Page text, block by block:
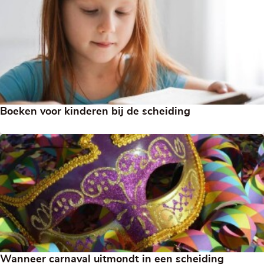
Boeken voor kinderen bij de scheiding
Wanneer carnaval uitmondt in een scheiding